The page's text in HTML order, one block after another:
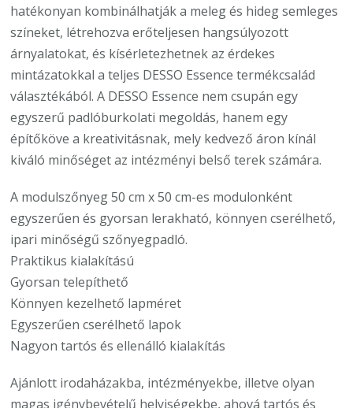
hatékonyan kombinálhatják a meleg és hideg semleges
színeket, létrehozva erőteljesen hangsúlyozott
árnyalatokat, és kísérletezhetnek az érdekes
mintázatokkal a teljes DESSO Essence termékcsalád
választékából. A DESSO Essence nem csupán egy
egyszerű padlóburkolati megoldás, hanem egy
építőköve a kreativitásnak, mely kedvező áron kínál
kiváló minőséget az intézményi belső terek számára.
A modulszőnyeg 50 cm x 50 cm-es modulonként
egyszerűen és gyorsan lerakható, könnyen cserélhető,
ipari minőségű szőnyegpadló.
Praktikus kialakítású
Gyorsan telepíthető
Könnyen kezelhető lapméret
Egyszerűen cserélhető lapok
Nagyon tartós és ellenálló kialakítás
Ajánlott irodaházakba, intézményekbe, illetve olyan
magas igénybevételű helyiségekbe, ahová tartós és